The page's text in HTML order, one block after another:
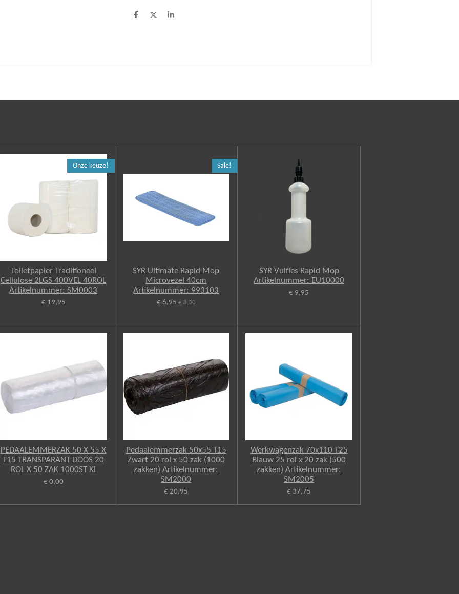
D
D
S
Onze keuze!
Toiletpapier Traditioneel
Cellulose 2LGS 400VEL 40ROL
Artikelnummer: SM0003
€ 19,95
Sale!
SYR Ultimate Rapid Mop
Microvezel 40cm
Artikelnummer: 993103
€ 6,95 € 8,30
SYR Vulfles Rapid Mop
Artikelnummer: EU10000
€ 9,95
PEDAALEMMERZAK 50 X 55 X
T15 TRANSPARANT DOOS 20
ROL X 50 ZAK 1000ST Kl
€ 0,00
Pedaalemmerzak 50x55 T15
Zwart 20 rol x 50 zak (1000
zakken) Artikelnummer:
SM2000
€ 20,95
Werkwagenzak 70x110 T25
Blauw 25 rol x 20 zak (500
zakken) Artikelnummer:
SM2005
€ 37,75